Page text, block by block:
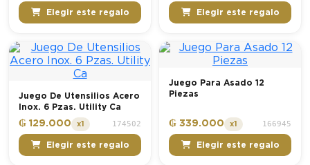
Elegir este regalo Elegir este regalo
Juego De Utensilios Acero
Inox. 6 Pzas. Utility Ca
₲ 129.000 x1 174502
Elegir este regalo
Juego Para Asado 12
Piezas
₲ 339.000 x1 166945
Elegir este regalo